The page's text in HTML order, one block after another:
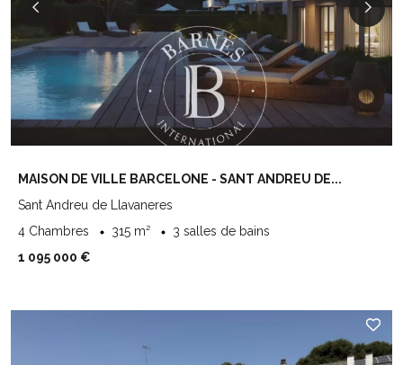
MAISON DE VILLE BARCELONE - SANT ANDREU DE...
Sant Andreu de Llavaneres
4 Chambres
315 m²
3 salles de bains
1 095 000 €